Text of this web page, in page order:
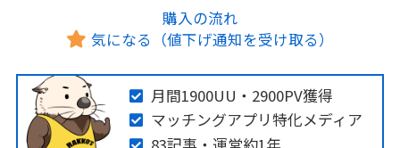
購入の流れ
気になる（値下げ通知を受け取る）
月間1900UU・2900PV獲得
マッチングアプリ特化メディア